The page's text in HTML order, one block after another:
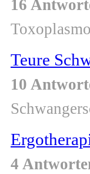
16
Teure
10
4